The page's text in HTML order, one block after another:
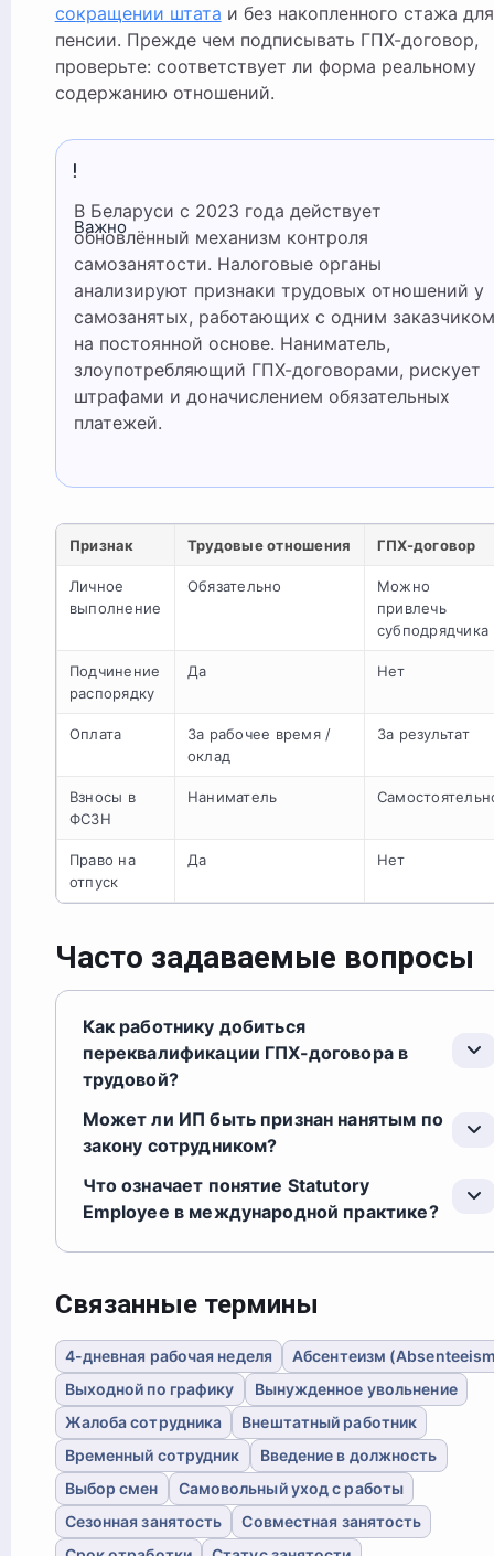
сокращении штата и без накопленного стажа для
пенсии. Прежде чем подписывать ГПХ-договор,
проверьте: соответствует ли форма реальному
содержанию отношений.
Важно
В Беларуси с 2023 года действует
обновлённый механизм контроля
самозанятости. Налоговые органы
анализируют признаки трудовых отношений у
самозанятых, работающих с одним заказчиком
на постоянной основе. Наниматель,
злоупотребляющий ГПХ-договорами, рискует
штрафами и доначислением обязательных
платежей.
Признак Трудовые отношения ГПХ-договор
Личное
выполнение
Обязательно
Можно
привлечь
субподрядчика
Подчинение
распорядку
Да Нет
Оплата
За рабочее время /
оклад
За результат
Взносы в
ФСЗН
Наниматель
Право на
отпуск
Да Нет
Часто задаваемые вопросы
Как работнику добиться
переквалификации ГПХ-договора в
трудовой?
Может ли ИП быть признан нанятым по
закону сотрудником?
Что означает понятие Statutory
Employee в международной практике?
Связанные термины
4-дневная рабочая неделя
Абсентеизм
Выходной по графику
Вынужденное увольнение
Жалоба сотрудника
Внештатный работник
Временный сотрудник
Введение в должность
Выбор смен
Самовольный уход с работы
Сезонная занятость
Совместная занятость